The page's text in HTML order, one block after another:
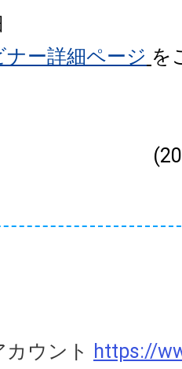
ー詳細ページ を
カウント https://